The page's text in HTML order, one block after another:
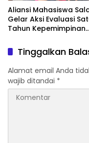
Aliansi Mahasiswa
Gelar Aksi Evaluasi
Tahun Kepemimpinan
Tinggalkan
Alamat email Anda
wajib ditandai *